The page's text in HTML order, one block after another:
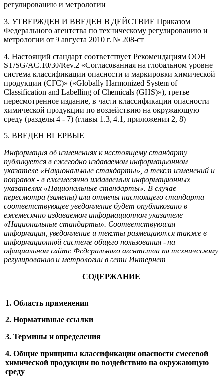
регулированию и метрологии
3. УТВЕРЖДЕН И ВВЕДЕН В ДЕЙСТВИЕ Приказом
Федерального агентства по техническому регулированию и
метрологии от 9 августа 2010 г. № 208-ст
4. Настоящий стандарт соответствует Рекомендациям ООН
ST/SG/AC.10/30/Rev.2 «Согласованная на глобальном уровне
система классификации опасности и маркировки химической
продукции (СГС)» («Globally Harmonized System of
Classification and Labelling of Chemicals (GHS)»), третье
пересмотренное издание, в части классификации опасности
химической продукции по воздействию на окружающую
среду (разделы 4 - 7) (главы 1.3, 4.1, приложения 2, 8)
5. ВВЕДЕН ВПЕРВЫЕ
Информация об изменениях к настоящему стандарту
публикуется в ежегодно издаваемом информационном
указателе «Национальные стандарты», а текст изменений и
поправок - в ежемесячно издаваемых информационных
указателях «Национальные стандарты». В случае
пересмотра (замены) или отмены настоящего стандарта
соответствующее уведомление будет опубликовано в
ежемесячно издаваемом информационном указателе
«Национальные стандарты». Соответствующая
информация, уведомление и тексты размещаются также в
информационной системе общего пользования - на
официальном сайте Федерального агентства по техническому
регулированию и метрологии в сети Интернет
СОДЕРЖАНИЕ
1. Область применения
2. Нормативные ссылки
3. Термины и определения
4. Общие принципы классификации опасности смесевой
химической продукции по воздействию на окружающую
среду